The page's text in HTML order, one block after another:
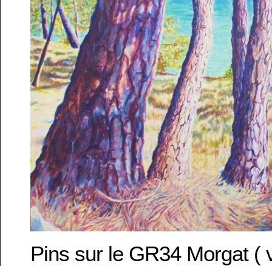
Pins sur le GR34 Morgat (